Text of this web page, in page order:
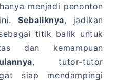
menjadi penonton
Sebaliknya, jadikan
titik balik untuk
dan kemampuan
, tutor-tutor
siap mendampingi